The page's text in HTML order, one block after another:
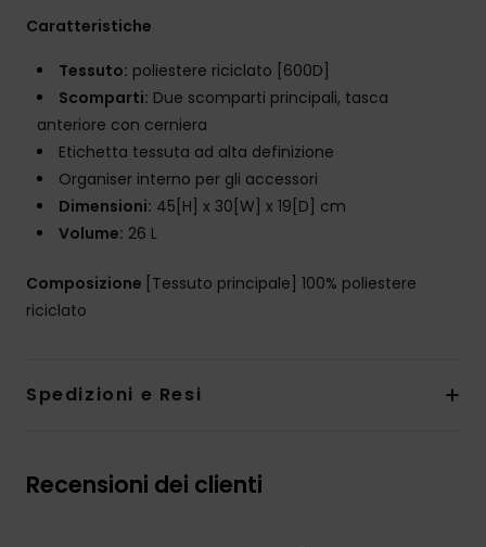
Caratteristiche
Tessuto: poliestere riciclato [600D]
Scomparti: Due scomparti principali, tasca
anteriore con cerniera
Etichetta tessuta ad alta definizione
Organiser interno per gli accessori
Dimensioni: 45[H] x 30[W] x 19[D] cm
Volume: 26 L
Composizione [Tessuto principale] 100% poliestere
riciclato
Spedizioni e Resi
Recensioni dei clienti